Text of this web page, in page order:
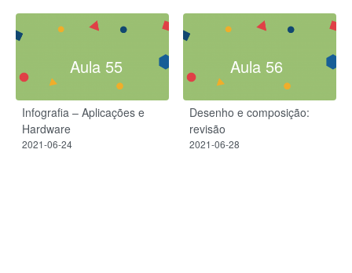
Aula 55
Infografia – Aplicações e
Hardware
2021-06-24
Aula 56
Desenho e composição:
revisão
2021-06-28